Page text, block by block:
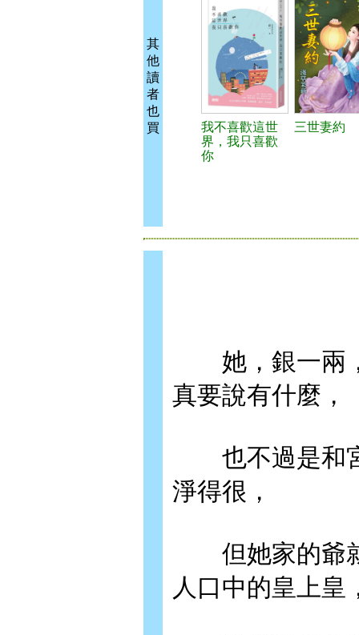
其
他
讀
者
也
買
我不喜歡這世
界，我只喜歡
你
三世妻約
她，銀一兩，
真要說有什麼，
也不過是和宮
淨得很，
但她家的爺就
人口中的皇上皇